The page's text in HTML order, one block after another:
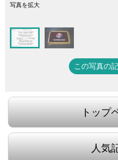
写真を拡大
この写真の
トップ
人気